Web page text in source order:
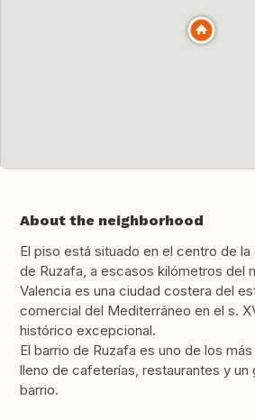
About the neighborhood
El piso está situado en el centro de
de Ruzafa, a escasos kilómetros del
Valencia es una ciudad costera del
comercial del Mediterráneo en el s.
histórico excepcional.
El barrio de Ruzafa es uno de los
lleno de cafeterías, restaurantes y un
barrio.